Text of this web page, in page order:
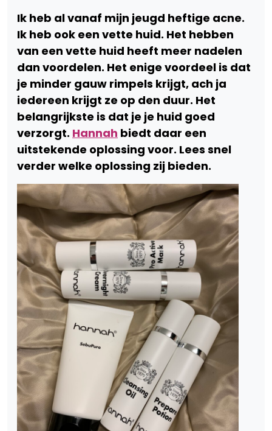
Ik heb al vanaf mijn jeugd heftige acne.
Ik heb ook een vette huid. Het hebben
van een vette huid heeft meer nadelen
dan voordelen. Het enige voordeel is dat
je minder gauw rimpels krijgt, ach ja
iedereen krijgt ze op den duur. Het
belangrijkste is dat je je huid goed
verzorgt. Hannah biedt daar een
uitstekende oplossing voor. Lees snel
verder welke oplossing zij bieden.